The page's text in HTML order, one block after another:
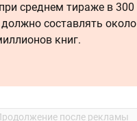
среднем тираже в 300
составлять около
книг.